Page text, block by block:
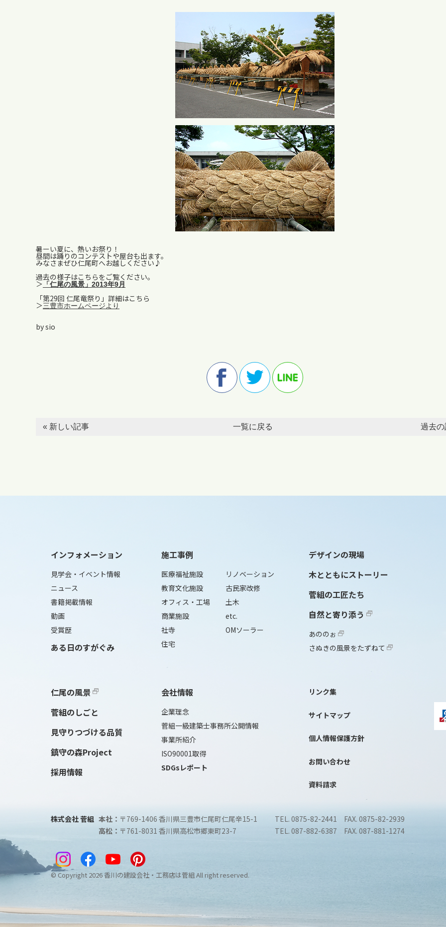
暑ーい夏に、熱いお祭り！
昼間は踊りのコンテストや屋台も出ます。
みなさまぜひ仁尾町へお越しください♪
過去の様子はこちらをご覧ください。
＞ 「仁尾の風景」2013年9月
「第29回 仁尾竜祭り」詳細はこちら
＞三豊市ホームページより
by sio
« 新しい記事 一覧に戻る 過去
インフォメーション
見学会・イベント情報
ニュース
書籍掲載情報
動画
受賞歴
ある日のすがぐみ
施工事例
医療福祉施設
教育文化施設
オフィス・工場
商業施設
社寺
住宅
リノベーション
古民家改修
土木
etc.
OMソーラー
デザインの現場
木とともにストーリー
菅組の工匠たち
自然と寄り添う
あののぉ
さぬきの風景をたずねて
仁尾の風景
菅組のしごと
見守りつづける品質
鎮守の森Project
採用情報
会社情報
企業理念
菅組一級建築士事務所公開情報
事業所紹介
ISO90001取得
SDGsレポート
リンク集
サイトマップ
個人情報保護方針
お問い合わせ
資料請求
株式会社 菅組 本社： 〒769-1406 香川県三豊市仁尾町仁尾辛15-1
TEL. 0875-82-2441 FAX. 0875-82-2939
高松： 〒761-8031 香川県高松市郷東町23-7 TEL. 087-882-6387 FAX. 087-881-1274
© Copyright 2026香川の建設会社・工務店は菅組 All right reserved.